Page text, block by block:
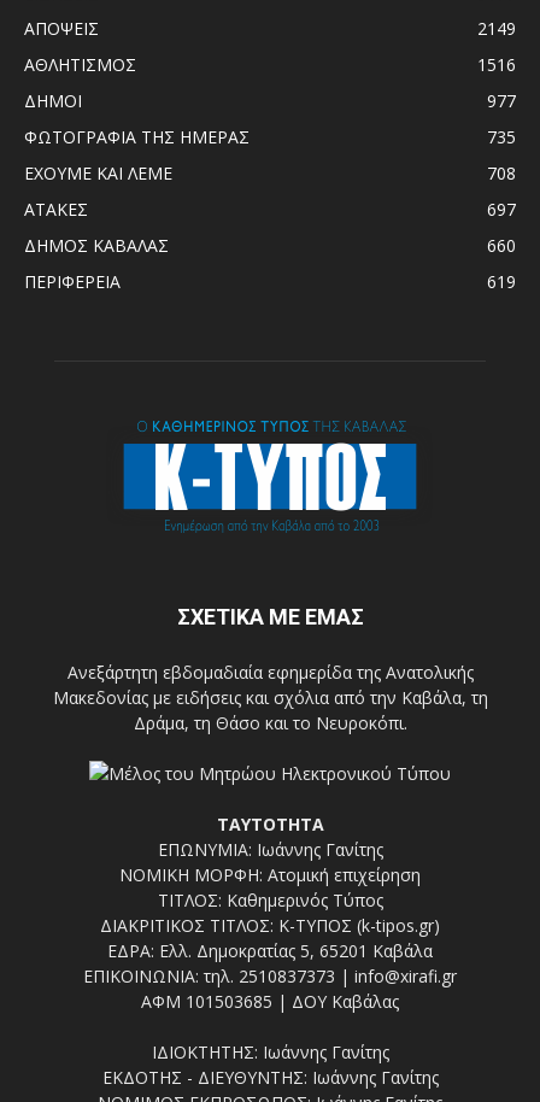
ΑΠΟΨΕΙΣ
2149
ΑΘΛΗΤΙΣΜΟΣ
1516
ΔΗΜΟΙ
977
ΦΩΤΟΓΡΑΦΙΑ ΤΗΣ ΗΜΕΡΑΣ
735
ΕΧΟΥΜΕ ΚΑΙ ΛΕΜΕ
708
ΑΤΑΚΕΣ
697
ΔΗΜΟΣ ΚΑΒΑΛΑΣ
660
ΠΕΡΙΦΕΡΕΙΑ
619
ΣΧΕΤΙΚΑ ΜΕ ΕΜΑΣ
Ανεξάρτητη εβδομαδιαία εφημερίδα της Ανατολικής
Μακεδονίας με ειδήσεις και σχόλια από την Καβάλα, τη
Δράμα, τη Θάσο και το Νευροκόπι.
ΤΑΥΤΟΤΗΤΑ
ΕΠΩΝΥΜΙΑ: Ιωάννης Γανίτης
ΝΟΜΙΚΗ ΜΟΡΦΗ: Ατομική επιχείρηση
ΤΙΤΛΟΣ: Καθημερινός Τύπος
ΔΙΑΚΡΙΤΙΚΟΣ ΤΙΤΛΟΣ: Κ-ΤΥΠΟΣ (k-tipos.gr)
ΕΔΡΑ: Ελλ. Δημοκρατίας 5, 65201 Καβάλα
ΕΠΙΚΟΙΝΩΝΙΑ: τηλ. 2510837373 | info@xirafi.gr
ΑΦΜ 101503685 | ΔΟΥ Καβάλας
ΙΔΙΟΚΤΗΤΗΣ: Ιωάννης Γανίτης
ΕΚΔΟΤΗΣ - ΔΙΕΥΘΥΝΤΗΣ: Ιωάννης Γανίτης